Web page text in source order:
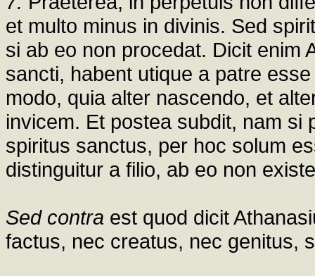
et multo minus in divinis. Sed
si ab eo non procedat. Dicit enim
sancti, habent utique a patre
modo, quia alter nascendo, et
invicem. Et postea subdit, nam si
spiritus sanctus, per hoc solum
distinguitur a filio, ab eo non
Sed contra est quod dicit
factus, nec creatus, nec genitus,